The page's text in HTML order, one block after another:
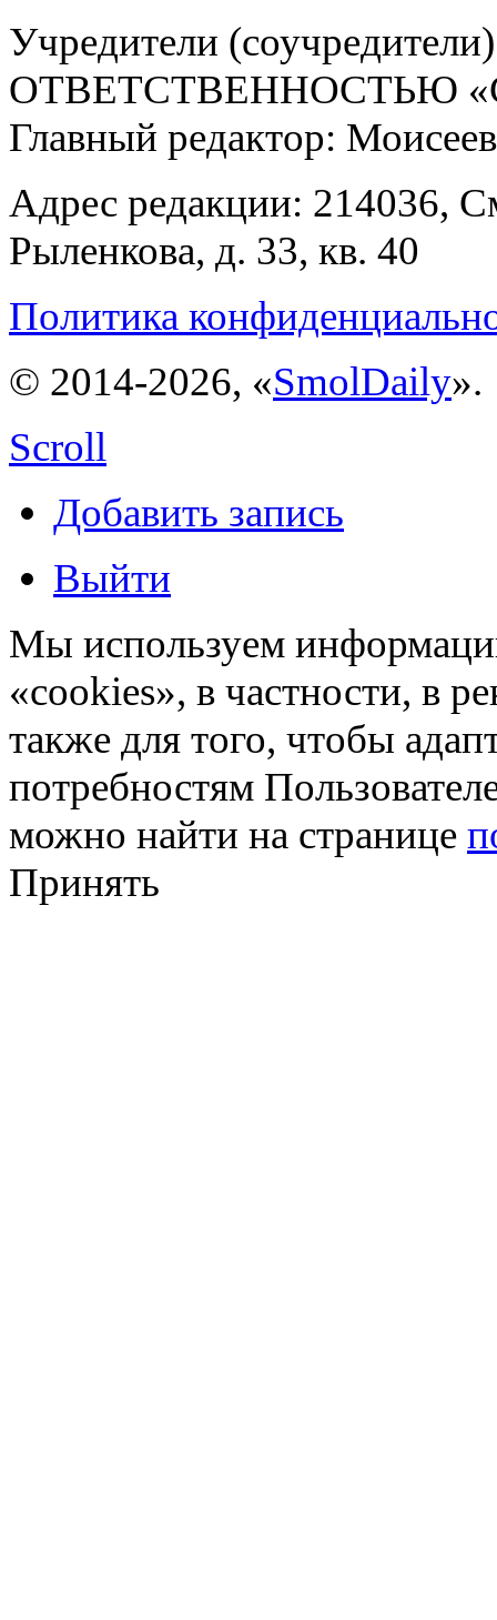
Учредители
ОТВЕТСТВЕННОСТЬЮ
Главный редактор:
Адрес редакции: 214036,
Рыленкова, д. 33, кв. 40
Политика
© 2014-2026, «SmolDaily».
Scroll
Добавить запись
Выйти
Мы используем
«cookies», в частности, в
также для того, чтобы
потребностям
можно найти на странице
Принять